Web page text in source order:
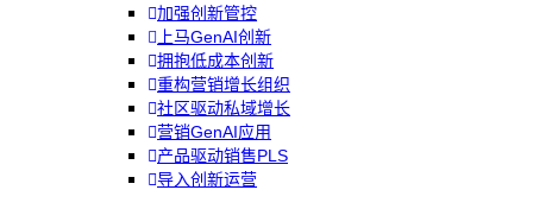
加强创新管控
上马GenAI创新
拥抱低成本创新
重构营销增长组织
社区驱动私域增长
营销GenAI应用
产品驱动销售PLS
导入创新运营